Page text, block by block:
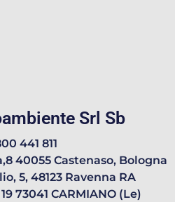
Srl Sb
441 811
40055 Castenaso, Bologna
5, 48123 Ravenna RA
73041 CARMIANO (Le)